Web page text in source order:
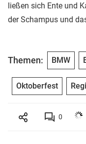
ließen sich Ente und
der Schampus und
Themen: BMW
Oktoberfest
0